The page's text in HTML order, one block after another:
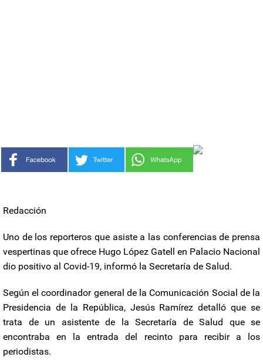
Redacción
Uno de los reporteros que asiste a las conferencias de prensa
vespertinas que ofrece Hugo López Gatell en Palacio Nacional
dio positivo al Covid-19, informó la Secretaría de Salud.
Según el coordinador general de la Comunicación Social de la
Presidencia de la República, Jesús Ramírez detalló que se
trata de un asistente de la Secretaría de Salud que se
encontraba en la entrada del recinto para recibir a los
periodistas.